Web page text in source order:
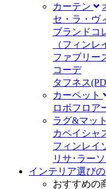
カーテン
セ・ラ・ヴ
ブランドコ
（フィンレ
ファブリー
コーデ
タフネス
カーペット
ロボフロア
ラグ&マット
カペイシャ
フィンレイ
リサ･ラー
インテリア選びの
おすすめの